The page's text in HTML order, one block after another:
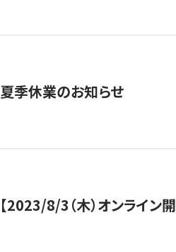
夏季休業のお知らせ
【2023/8/3（木）オンライン